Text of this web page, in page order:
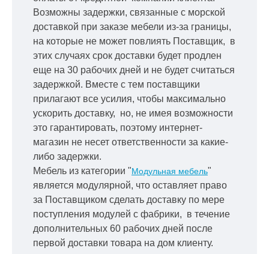
Возможны задержки, связанные с морской
доставкой при заказе мебели из-за границы,
на которые не может повлиять Поставщик, в
этих случаях срок доставки будет продлен
еще на 30 рабочих дней и не будет считаться
задержкой. Вместе с тем поставщики
прилагают все усилия, чтобы максимально
ускорить доставку, но, не имея возможности
это гарантировать, поэтому интернет-
магазин не несет ответственности за какие-
либо задержки.
Мебель из категории "Модульная мебель"
является модулярной, что оставляет право
за Поставщиком сделать доставку по мере
поступления модулей с фабрики, в течение
дополнительных 60 рабочих дней после
первой доставки товара на дом клиенту.